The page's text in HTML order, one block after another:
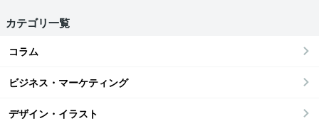
カテゴリ一覧
コラム
ビジネス・マーケティング
デザイン・イラスト